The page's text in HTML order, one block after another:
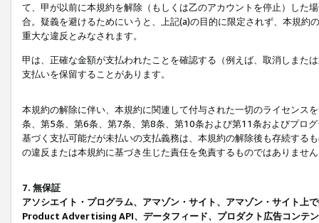
て、甲が以前に本規約を解除（もしくは乙のアカウントを停止）した
合。疑義を避けるためにいうと、上記(a)の目的に限定されず、本規
重大な違反とみなされます。
甲は、正確な金額が支払われたことを確認する（例えば、取消しまた
支払いを保留することがあります。
本規約の解除に伴い、本規約に関連して付与された一切のライセンス
条、第5条、第6条、第7条、第8条、第10条および第11条およびプロ
基づく支払可能だが未払いの支払義務は、本規約の解除後も存続する
の違反または本規約に基づき生じた責任を免責するものではありませ
7. 無保証
アソシエイト・プログラム、アマゾン・サイト、アマゾン・サイト上
Product Advertising API、データフィード、プロダクト広告コンテ